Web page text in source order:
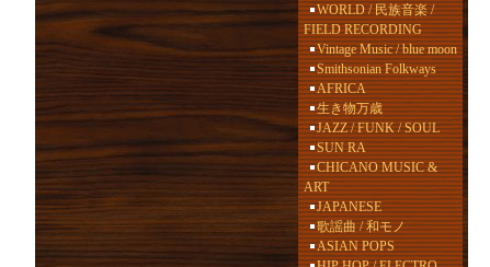
WORLD / 民族音楽 /
FIELD RECORDING
Vintage Music / blue moon
Smithsonian Folkways
AFRICA
生き物万歳
JAZZ / FUNK / SOUL
SUN RA
CHICANO MUSIC &
ART
JAPANESE
歌謡曲 / 和モノ
ASIAN POPS